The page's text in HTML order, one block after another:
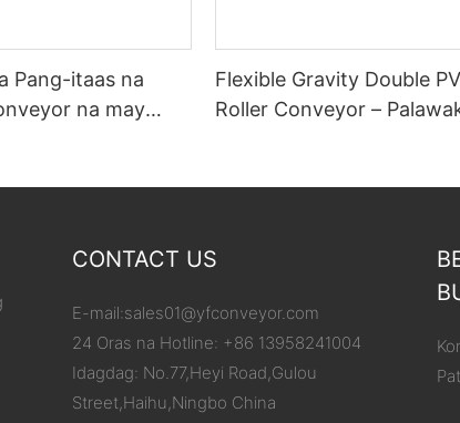
Pang-itaas na
na may
Flexible Gravity Double
Roller Conveyor –
CONTACT US
E-mail:sales01@yfconveyor.com
24 Oras na Hotline: +86 13958241004
Idagdag: No.77,Heyi Road,Gulou
Street,Haihu,Ningbo China